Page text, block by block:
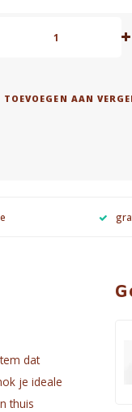
TOEVOEGEN AAN
dat
je ideale
thuis